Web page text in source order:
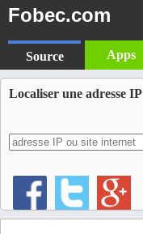
Fobec.com
Source Apps
Localiser une adresse IP